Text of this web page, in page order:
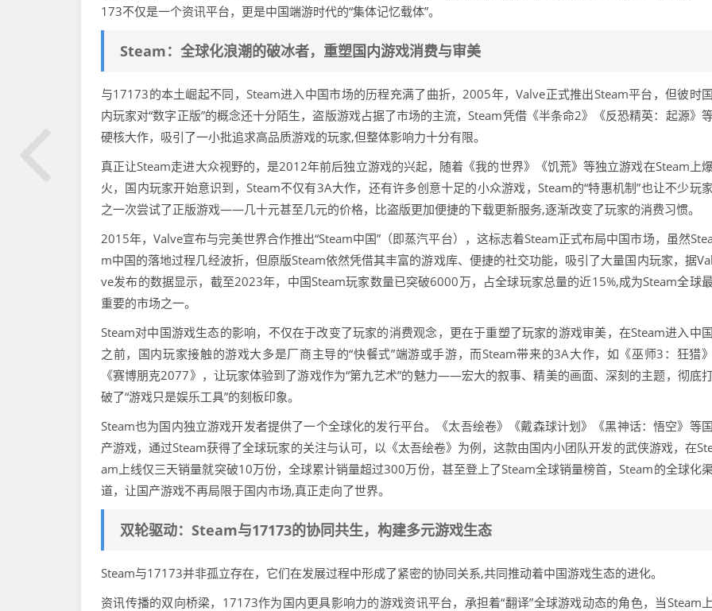
173不仅是一个资讯平台，更是中国端游时代的“集体记忆载体”。
Steam：全球化浪潮的破冰者，重塑国内游戏消费与审美
与17173的本土崛起不同，Steam进入中国市场的历程充满了曲折，2005年，Valve正式推出Steam平台，但彼时国
内玩家对“数字正版”的概念还十分陌生，盗版游戏占据了市场的主流，Steam凭借《半条命2》《反恐精英：起源》
硬核大作，吸引了一小批追求高品质游戏的玩家,但整体影响力十分有限。
真正让Steam走进大众视野的，是2012年前后独立游戏的兴起，随着《我的世界》《饥荒》等独立游戏在Steam上
火，国内玩家开始意识到，Steam不仅有3A大作，还有许多创意十足的小众游戏，Steam的“特惠机制”也让不少玩家
之一次尝试了正版游戏——几十元甚至几元的价格，比盗版更加便捷的下载更新服务,逐渐改变了玩家的消费习惯。
2015年，Valve宣布与完美世界合作推出“Steam中国”（即蒸汽平台），这标志着Steam正式布局中国市场，虽然Stea
m中国的落地过程几经波折，但原版Steam依然凭借其丰富的游戏库、便捷的社交功能，吸引了大量国内玩家，据Val
ve发布的数据显示，截至2023年，中国Steam玩家数量已突破6000万，占全球玩家总量的近15%,成为Steam全球
重要的市场之一。
Steam对中国游戏生态的影响，不仅在于改变了玩家的消费观念，更在于重塑了玩家的游戏审美，在Steam进入中国
之前，国内玩家接触的游戏大多是厂商主导的“快餐式”端游或手游，而Steam带来的3A大作，如《巫师3：狂猎》
《赛博朋克2077》，让玩家体验到了游戏作为“第九艺术”的魅力——宏大的叙事、精美的画面、深刻的主题，彻底
破了“游戏只是娱乐工具”的刻板印象。
Steam也为国内独立游戏开发者提供了一个全球化的发行平台。《太吾绘卷》《戴森球计划》《黑神话：悟空》等国
产游戏，通过Steam获得了全球玩家的关注与认可，以《太吾绘卷》为例，这款由国内小团队开发的武侠游戏，在
am上线仅三天销量就突破10万份，全球累计销量超过300万份，甚至登上了Steam全球销量榜首，Steam的全球化
道，让国产游戏不再局限于国内市场,真正走向了世界。
双轮驱动：Steam与17173的协同共生，构建多元游戏生态
Steam与17173并非孤立存在，它们在发展过程中形成了紧密的协同关系,共同推动着中国游戏生态的进化。
资讯传播的双向桥梁，17173作为国内更具影响力的游戏资讯平台，承担着“翻译”全球游戏动态的角色，当Steam上